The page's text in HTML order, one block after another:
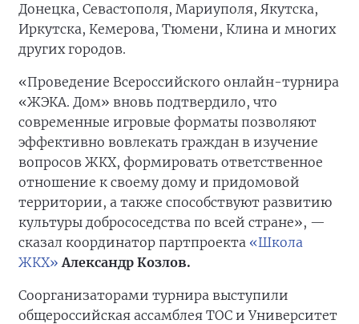
Донецка, Севастополя, Мариуполя, Якутска,
Иркутска, Кемерова, Тюмени, Клина и многих
других городов.
«Проведение Всероссийского онлайн-турнира
«ЖЭКА. Дом» вновь подтвердило, что
современные игровые форматы позволяют
эффективно вовлекать граждан в изучение
вопросов ЖКХ, формировать ответственное
отношение к своему дому и придомовой
территории, а также способствуют развитию
культуры добрососедства по всей стране», —
сказал координатор партпроекта «Школа
ЖКХ» Александр Козлов.
Соорганизаторами турнира выступили
общероссийская ассамблея ТОС и Университет